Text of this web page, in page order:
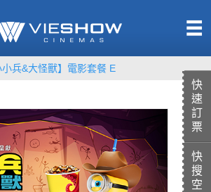
快
速
訂
票
快
搜
空
小兵&大怪獸】電影套餐 E
熱售中
影城餐飲
UNICORN